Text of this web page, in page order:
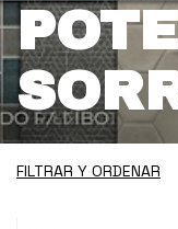
FILTRAR Y ORDENAR